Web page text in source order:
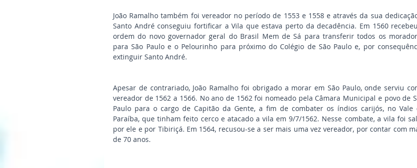
João Ramalho também foi vereador no período de 1553 e 1558 e através da sua
Santo André conseguiu fortificar a Vila que estava perto da decadência. Em 1560
ordem do novo governador geral do Brasil Mem de Sá para transferir todos os
para São Paulo e o Pelourinho para próximo do Colégio de São Paulo e, por
extinguir Santo André.
Apesar de contrariado, João Ramalho foi obrigado a morar em São Paulo, onde serviu
vereador de 1562 a 1566. No ano de 1562 foi nomeado pela Câmara Municipal e povo de
Paulo para o cargo de Capitão da Gente, a fim de combater os índios carijós, no Vale
Paraíba, que tinham feito cerco e atacado a vila em 9/7/1562. Nesse combate, a vila foi
por ele e por Tibiriçá. Em 1564, recusou-se a ser mais uma vez vereador, por contar com
de 70 anos.